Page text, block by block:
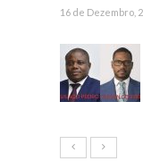
16 de Dezembro,